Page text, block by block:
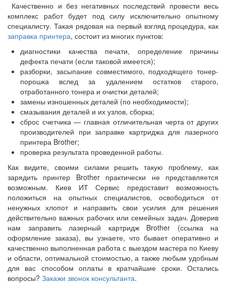
Качественно и без негативных последствий провести весь
комплекс работ будет под силу исключительно опытному
специалисту. Такая рядовая на первый взгляд процедура, как
заправка принтера, состоит из многих пунктов:
диагностики качества печати, определение причины
дефекта печати (если таковой имеется);
разборки, засыпание совместимого, подходящего тонер-
порошка вслед за удалением остатков старого,
отработанного тонера и очистки деталей;
замены изношенных деталей (по необходимости);
смазывания деталей и их узлов, сборка;
сброс счетчика — главная отличительная черта от других
производителей при заправке картриджа для лазерного
принтера Brother;
проверка результата проведенной работы.
Как видите, своими силами решить такую проблему, как
зарядить принтер Brother практически не представляется
возможным. Киев ИТ Сервис предоставит возможность
положиться на опытных специалистов, освободиться от
ненужных хлопот и направить свои усилия для решения
действительно важных рабочих или семейных задач. Доверив
нам заправить лазерный картридж Brother (ссылка на
оформление заказа), вы узнаете, что бывает оперативно и
качественно выполненная работа с выездом мастера по Киеву
и области, оптимальной стоимостью, а также любым удобным
для вас способом оплаты в кратчайшие сроки. Остались
вопросы? Закажи звонок консультанта.